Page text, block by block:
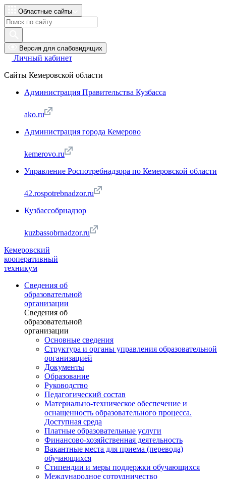
Областные сайты
Версия для слабовидящих
Личный кабинет
Сайты Кемеровской области
Администрация Правительства Кузбасса
ako.ru
Администрация города Кемерово
kemerovo.ru
Управление Роспотребнадзора по Кемеровской области
42.rospotrebnadzor.ru
Кузбассобрнадзор
kuzbassobrnadzor.ru
Кемеровский
кооперативный
техникум
Сведения об
образовательной
организации
Сведения об
образовательной
организации
Основные сведения
Структура и органы управления образовательной
организацией
Документы
Образование
Руководство
Педагогический состав
Материально-техническое обеспечение и
оснащенность образовательного процесса.
Доступная среда
Платные образовательные услуги
Финансово-хозяйственная деятельность
Вакантные места для приема (перевода)
обучающихся
Стипендии и меры поддержки обучающихся
Международное сотрудничество